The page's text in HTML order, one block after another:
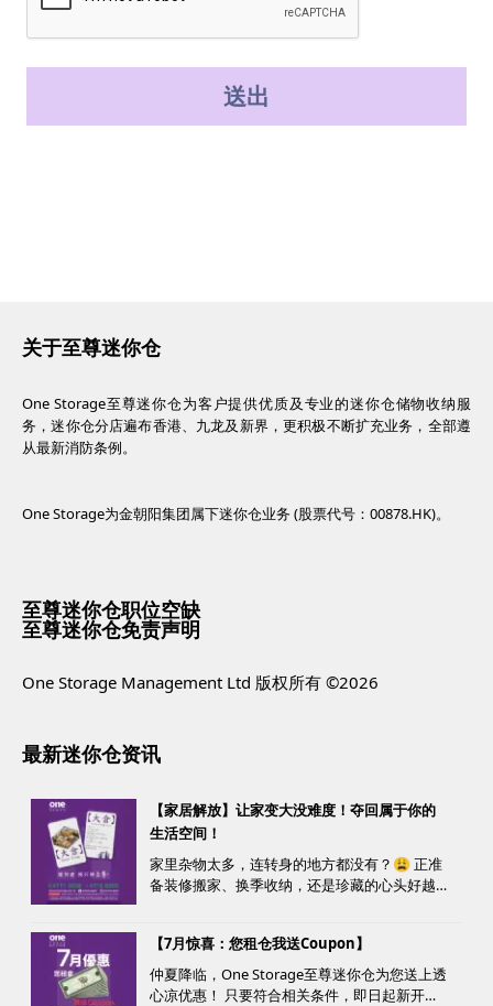
送出
关于至尊迷你仓
One Storage至尊迷你仓为客户提供优质及专业的迷你仓储物收纳服
务，迷你仓分店遍布香港、九龙及新界，更积极不断扩充业务，全部遵
从最新消防条例。
One Storage为金朝阳集团属下迷你仓业务 (股票代号：00878.HK)。
至尊迷你仓职位空缺
至尊迷你仓免责声明
One Storage Management Ltd 版权所有 ©2026
最新迷你仓资讯
【家居解放】让家变大没难度！夺回属于你的
生活空间！
家里杂物太多，连转身的地方都没有？😩 正准
备装修搬家、换季收纳，还是珍藏的心头好越
【7月惊喜：您租仓我送Coupon】
仲夏降临，One Storage至尊迷你仓为您送上透
心凉优惠！ 只要符合相关条件，即日起新开仓